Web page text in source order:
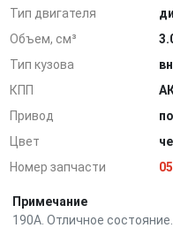
Тип двигателя
Объем, см³
Тип кузова
КПП
Привод
Цвет
Номер запчасти
Примечание
190A. Отличное